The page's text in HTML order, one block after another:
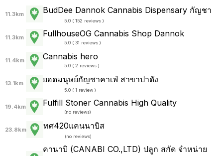
11.3km BudDee Dannok Cannabis Dispensary กัญชา
5.0 ( 152 reviews )
11.3km FullhouseOG Cannabis Shop Dannok
5.0 ( 31 reviews )
11.4km Cannabis hero
5.0 ( 2 reviews )
13.1km ยอดมนุษย์กัญชาคาเฟ่ สาขาปาดัง
5.0 ( 1 review )
19.4km Fulfill Stoner Cannabis High Quality
(no reviews)
23.8km ทศ420แคนนาบิส
(no reviews)
คานาบิ (CANABI CO.,LTD) ปลูก สกัด จำหน่าย